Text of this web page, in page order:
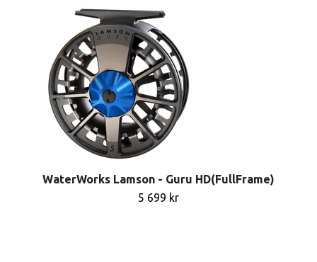
WaterWorks Lamson - Guru HD(FullFrame)
5 699 kr